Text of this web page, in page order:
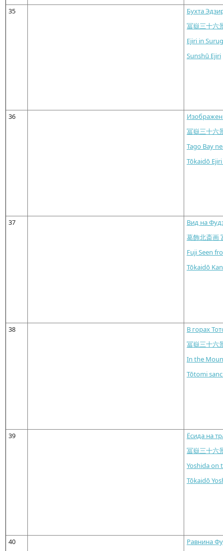
35
Бухта
冨嶽三十六
Ejiri in
Sunshū Ejiri
36
冨嶽三十六
Tago Bay
Tōkaidō
37
Вид на
葛飾北斎画
Fuji Seen
Tōkaidō
38
В горах
冨嶽三十
In the
Tōtomi
39
Ёсида на
冨嶽三十
Yoshida on
Tōkaidō
40
Равнина